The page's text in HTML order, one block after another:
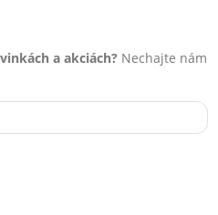
a akciách? Nechajte nám